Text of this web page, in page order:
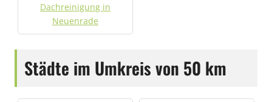
Dachreinigung in
Neuenrade
Städte im Umkreis von 50 km